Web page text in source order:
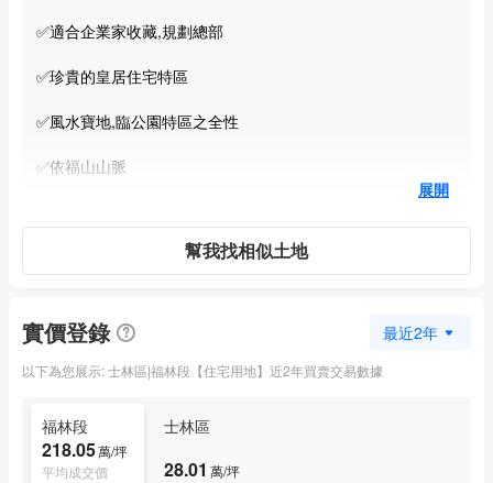
✅適合企業家收藏,規劃總部
✅珍貴的皇居住宅特區
✅風水寶地,臨公園特區之全性
✅依福山山脈
林小姐 0921-914-227
榮騰建設有限公司
展開
幫我找相似土地
實價登錄 最近2年
以下為您展示: 士林區|福林段【住宅用地】近2年買賣交易數據
福林段
218.05萬/坪
平均成交價
士林區
28.01 萬/坪